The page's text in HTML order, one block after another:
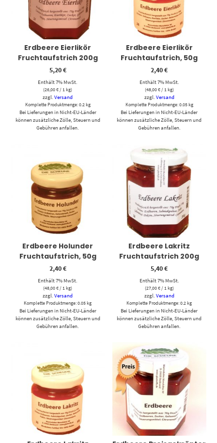
Erdbeere Eierlikör
Fruchtaufstrich 200g
5,20€
Enthält 7% MwSt.
(26,00€/ 1 kg)
zzgl.Versand
Komplette Produktmenge: 0.2 kg
Bei Lieferungen in Nicht-EU-Länder
können zusätzliche Zölle, Steuern und
Gebühren anfallen.
Erdbeere Eierlikör
Fruchtaufstrich, 50g
2,40€
Enthält 7% MwSt.
(48,00€/ 1 kg)
zzgl. Versand
Komplette Produktmenge: 0.05 kg
Bei Lieferungen in Nicht-EU-Länder
können zusätzliche Zölle, Steuern und
Gebühren anfallen.
Erdbeere Holunder
Fruchtaufstrich, 50g
2,40€
Enthält 7% MwSt.
(48,00€/ 1 kg)
zzgl.Versand
Komplette Produktmenge: 0.05 kg
Bei Lieferungen in Nicht-EU-Länder
können zusätzliche Zölle, Steuern und
Gebühren anfallen.
Erdbeere Lakritz
Fruchtaufstrich 200g
5,40€
Enthält 7% MwSt.
(27,00€/ 1 kg)
zzgl. Versand
Komplette Produktmenge: 0.2 kg
Bei Lieferungen in Nicht-EU-Länder
können zusätzliche Zölle, Steuern und
Gebühren anfallen.